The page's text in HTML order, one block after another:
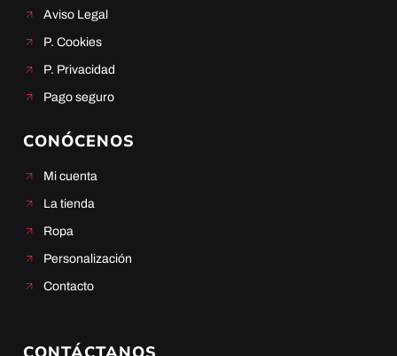
Aviso Legal
P. Cookies
P. Privacidad
Pago seguro
CONÓCENOS
Mi cuenta
La tienda
Ropa
Personalización
Contacto